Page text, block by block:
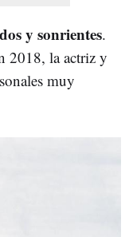
y sonrientes.
2018, la actriz y
muy